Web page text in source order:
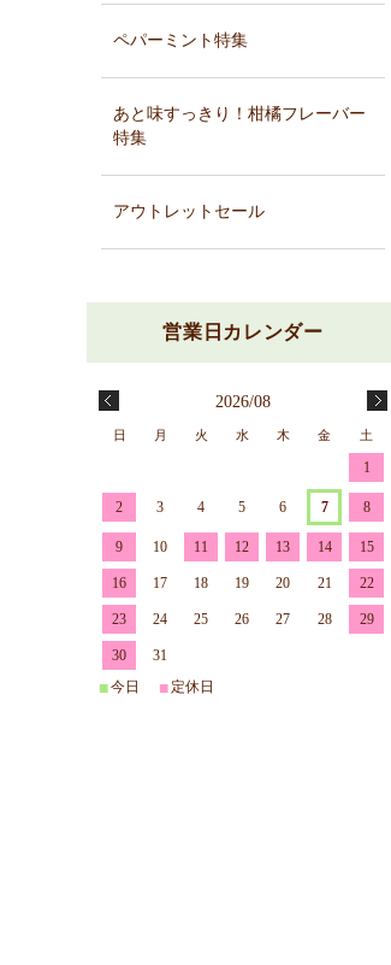
ペパーミント特集
あと味すっきり！柑橘フレーバー
特集
アウトレットセール
2026/08
日 月 火 水 木 金 土
1
2 3 4 5 6 7 8
9 10 11 12 13 14 15
16 17 18 19 20 21 22
23 24 25 26 27 28 29
30 31
■今日 ■ 定休日